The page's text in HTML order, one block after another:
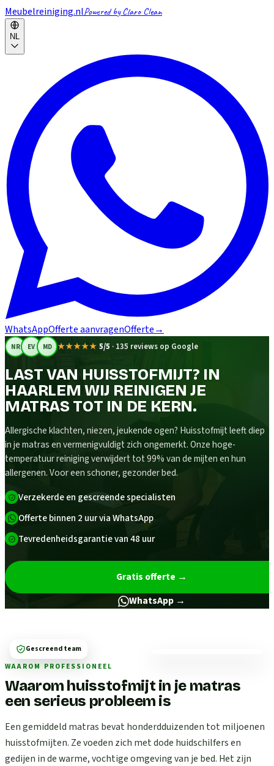
Meubelreiniging.nlPowered by Claro Clean
NL
WhatsAppOfferte aanvragenOfferte→
NR EV MD ★★★★★ 5/5 · 135 reviews op Google
LAST VAN HUISSTOFMIJT? IN
HAARLEM WIJ REINIGEN JE
MATRAS TOT IN DE KERN.
Allergische klachten, niezen, jeukende ogen? Huisstofmijt leeft diep
in je matras en vermenigvuldigt zich ongemerkt. Onze hoge-
temperatuur reiniging verwijdert tot 99% van de mijten en hun
allergenen. Voor een schoner, gezonder bed.
Verzekerde en gescreende specialisten
Offerte binnen 2 uur via WhatsApp
Tevredenheidsgarantie van 48 uur
Gratis offerte →
WhatsApp →
WAAROM PROFESSIONEEL
Waarom huisstofmijt in je matras
een serieus probleem is
Een gemiddeld matras bevat honderdduizenden tot miljoenen
huisstofmijten. Ze voeden zich met dode huidschilfers en
gedijen in de warme, vochtige omgeving van je bed. Het zijn
Gescreend team